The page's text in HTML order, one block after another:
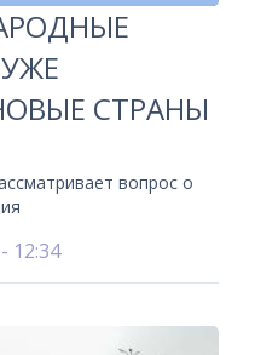
СТРАНЫ
вопрос о
12:34